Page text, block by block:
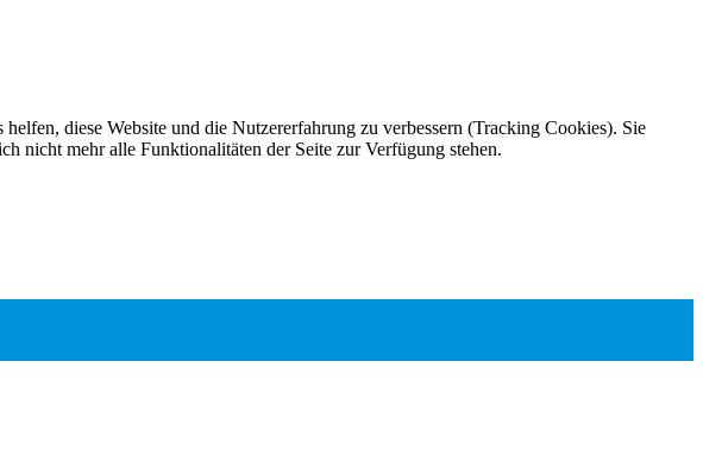
diese Website und die Nutzererfahrung zu verbessern (Tracking Cookies). Sie
nicht mehr alle Funktionalitäten der Seite zur Verfügung stehen.